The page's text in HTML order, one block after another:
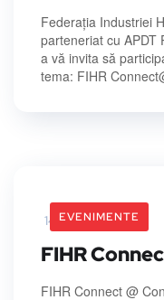
Federația Industriei
parteneriat cu APDT
a vă invita să
tema: FIHR
EVENIMENTE
14 May 2026
FIHR
FIHR Connect @